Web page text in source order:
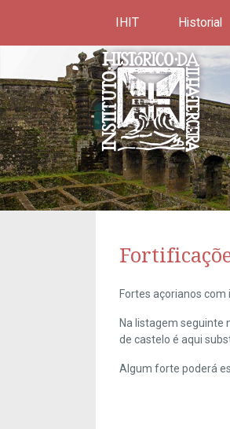
IHIT Historial
Fortes açorianos com
Na listagem seguinte
de castelo é aqui
Algum forte poderá